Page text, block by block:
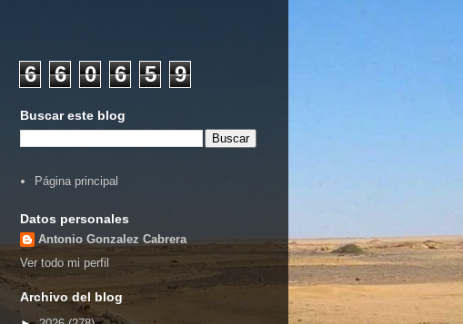
6 6 0 6 5 9
Buscar este blog
Página principal
Datos personales
Antonio Gonzalez Cabrera
Ver todo mi perfil
Archivo del blog